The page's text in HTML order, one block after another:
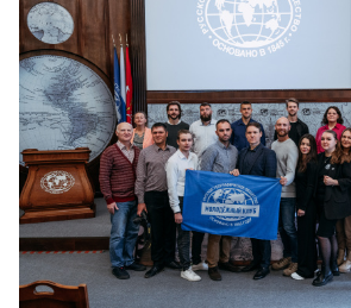
volkova_vlada_9.jpg